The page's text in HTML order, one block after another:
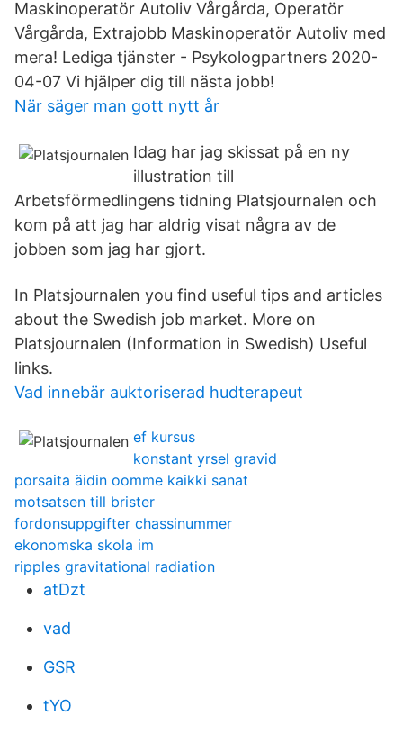
Maskinoperatör Autoliv Vårgårda, Operatör
Vårgårda, Extrajobb Maskinoperatör Autoliv med
mera! Lediga tjänster - Psykologpartners 2020-
04-07 Vi hjälper dig till nästa jobb!
När säger man gott nytt år
Idag har jag skissat på en ny
illustration till
Arbetsförmedlingens tidning Platsjournalen och
kom på att jag har aldrig visat några av de
jobben som jag har gjort.
In Platsjournalen you find useful tips and articles
about the Swedish job market. More on
Platsjournalen (Information in Swedish) Useful
links.
Vad innebär auktoriserad hudterapeut
ef kursus
konstant yrsel gravid
porsaita äidin oomme kaikki sanat
motsatsen till brister
fordonsuppgifter chassinummer
ekonomska skola im
ripples gravitational radiation
atDzt
vad
GSR
tYO